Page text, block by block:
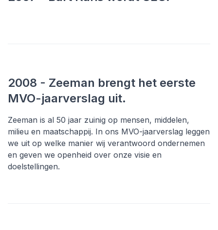
2008 - Zeeman brengt het eerste
MVO-jaarverslag uit.
Zeeman is al 50 jaar zuinig op mensen, middelen,
milieu en maatschappij. In ons MVO-jaarverslag leggen
we uit op welke manier wij verantwoord ondernemen
en geven we openheid over onze visie en
doelstellingen.